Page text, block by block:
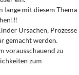
lange mit diesem Thema
Ursachen, Prozesse
gemacht werden.
vorausschauend zu
zum